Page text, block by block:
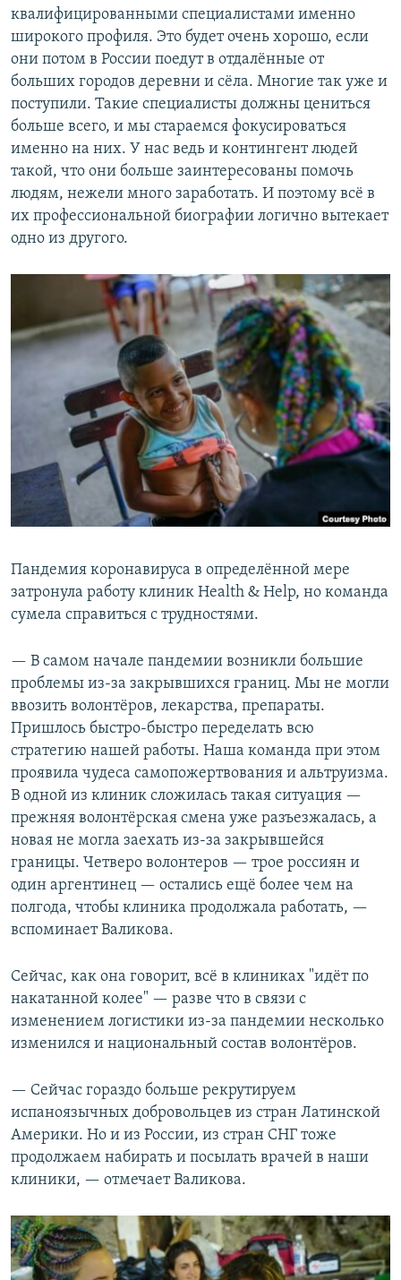
квалифицированными специалистами именно
широкого профиля. Это будет очень хорошо, если
они потом в России поедут в отдалённые от
больших городов деревни и сёла. Многие так уже и
поступили. Такие специалисты должны цениться
больше всего, и мы стараемся фокусироваться
именно на них. У нас ведь и контингент людей
такой, что они больше заинтересованы помочь
людям, нежели много заработать. И поэтому всё в
их профессиональной биографии логично вытекает
одно из другого.
Пандемия коронавируса в определённой мере
затронула работу клиник Health & Help, но команда
сумела справиться с трудностями.
— В самом начале пандемии возникли большие
проблемы из-за закрывшихся границ. Мы не могли
ввозить волонтёров, лекарства, препараты.
Пришлось быстро-быстро переделать всю
стратегию нашей работы. Наша команда при этом
проявила чудеса самопожертвования и альтруизма.
В одной из клиник сложилась такая ситуация —
прежняя волонтёрская смена уже разъезжалась, а
новая не могла заехать из-за закрывшейся
границы. Четверо волонтеров — трое россиян и
один аргентинец — остались ещё более чем на
полгода, чтобы клиника продолжала работать, —
вспоминает Валикова.
Сейчас, как она говорит, всё в клиниках "идёт по
накатанной колее" — разве что в связи с
изменением логистики из-за пандемии несколько
изменился и национальный состав волонтёров.
— Сейчас гораздо больше рекрутируем
испаноязычных добровольцев из стран Латинской
Америки. Но и из России, из стран СНГ тоже
продолжаем набирать и посылать врачей в наши
клиники, — отмечает Валикова.